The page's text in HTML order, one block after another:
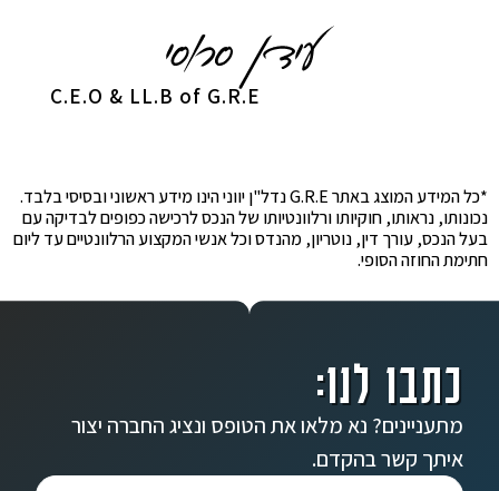
C.E.O & LL.B of G.R.E
*כל המידע המוצג באתר G.R.E נדל"ן יווני הינו מידע ראשוני ובסיסי בלבד.
נכונותו, נראותו, חוקיותו ורלוונטיותו של הנכס לרכישה כפופים לבדיקה עם
בעל הנכס, עורך דין, נוטריון, מהנדס וכל אנשי המקצוע הרלוונטיים עד ליום
חתימת החוזה הסופי.
כתבו לנו:
מתעניינים? נא מלאו את הטופס ונציג החברה יצור
איתך קשר בהקדם.